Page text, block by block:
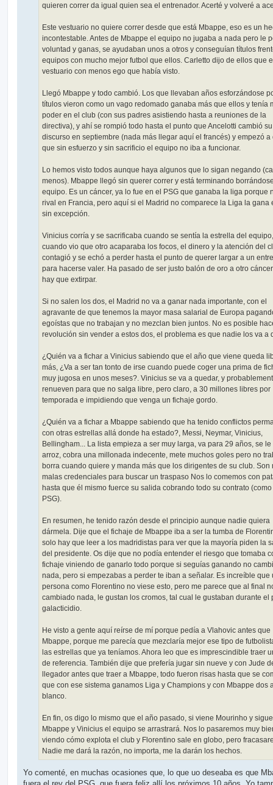
quieren correr da igual quien sea el entrenador. Acerté y volveré a
Este vestuario no quiere correr desde que está Mbappe, eso es un
incontestable. Antes de Mbappe el equipo no jugaba a nada pero le
voluntad y ganas, se ayudaban unos a otros y conseguían títulos
equipos con mucho mejor futbol que ellos. Carletto dijo de ellos que
vestuario con menos ego que había visto.
Llegó Mbappe y todo cambió. Los que llevaban años esforzándose
títulos vieron como un vago redomado ganaba más que ellos y tenía
poder en el club (con sus padres asistiendo hasta a reuniones de la
directiva), y ahí se rompió todo hasta el punto que Ancelotti cambió su
discurso en septiembre (nada más llegar aquí el francés) y empezó a
que sin esfuerzo y sin sacrificio el equipo no iba a funcionar.
Lo hemos visto todos aunque haya algunos que lo sigan negando
menos). Mbappe llegó sin querer correr y está terminando
equipo. Es un cáncer, ya lo fue en el PSG que ganaba la liga porque
rival en Francia, pero aquí si el Madrid no comparece la Liga la gana
sin excepción.
Vinicius corría y se sacrificaba cuando se sentía la estrella del
cuando vio que otro acaparaba los focos, el dinero y la atención del
contagió y se echó a perder hasta el punto de querer largar a un
para hacerse valer. Ha pasado de ser justo balón de oro a otro
hay que extirpar.
Si no salen los dos, el Madrid no va a ganar nada importante, con el
agravante de que tenemos la mayor masa salarial de Europa
egoístas que no trabajan y no mezclan bien juntos. No es posible
revolución sin vender a estos dos, el problema es que nadie los va a
¿Quién va a fichar a Vinicius sabiendo que el año que viene queda
más, ¿Va a ser tan tonto de irse cuando puede coger una prima de
muy jugosa en unos meses?. Vinicius se va a quedar, y
renueven para que no salga libre, pero claro, a 30 millones libres por
temporada e impidiendo que venga un fichaje gordo.
¿Quién va a fichar a Mbappe sabiendo que ha tenido conflictos
con otras estrellas allá donde ha estado?, Messi, Neymar, Vinicius,
Bellingham... La lista empieza a ser muy larga, va para 29 años, se
arroz, cobra una millonada indecente, mete muchos goles pero no
borra cuando quiere y manda más que los dirigentes de su club. Son
malas credenciales para buscar un traspaso Nos lo comemos con
hasta que él mismo fuerce su salida cobrando todo su contrato
PSG).
En resumen, he tenido razón desde el principio aunque nadie quiera
dármela. Dije que el fichaje de Mbappe iba a ser la tumba de
solo hay que leer a los madridistas para ver que la mayoría piden la
del presidente. Os dije que no podía entender el riesgo que tomaba
fichaje viniendo de ganarlo todo porque si seguías ganando no
nada, pero si empezabas a perder te iban a señalar. Es increíble que
persona como Florentino no viese esto, pero me parece que al final
cambiado nada, le gustan los cromos, tal cual le gustaban durante el
galacticidio.
He visto a gente aquí reírse de mí porque pedía a Vlahovic antes que
Mbappe, porque me parecía que mezclaría mejor ese tipo de
las estrellas que ya teníamos. Ahora leo que es imprescindible traer
de referencia. También dije que prefería jugar sin nueve y con Jude
llegador antes que traer a Mbappe, todo fueron risas hasta que se
que con ese sistema ganamos Liga y Champions y con Mbappe dos
blanco.
En fin, os digo lo mismo que el año pasado, si viene Mourinho y
Mbappe y Vinicius el equipo se arrastrará. Nos lo pasaremos muy
viendo cómo explota el club y Florentino sale en globo, pero
Nadie me dará la razón, no importa, me la darán los hechos.
Yo comenté, en muchas ocasiones que, lo que uo deseaba es que